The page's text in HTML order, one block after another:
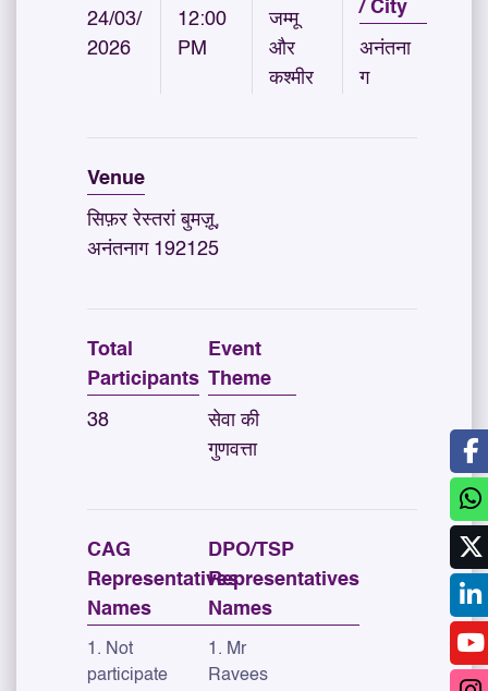
24/03/
2026
12:00
PM
जम्मू
और
कश्मीर
/ City
अनंतना
ग
Venue
सिफ़र रेस्तरां बुमज़ू,
अनंतनाग 192125
Total
Participants
38
Event
Theme
सेवा की
गुणवत्ता
CAG
Representatives
Names
1. Not
participate
DPO/TSP
Representatives
Names
1. Mr
Ravees